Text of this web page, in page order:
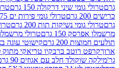
שיני דרקולה 150 גרם
טרולי סופר בריין
טרולי גומי פירות ים 175 גרם
נשיקות תות 200 גרם
טרולי גומי פרות חלב
גרם
טרולי מרשמלו תפוח 150 גרם
גרם
ברבקיו טריאקי מתוק 510 מ"ל
חלב עם אגוזים 90 גרם